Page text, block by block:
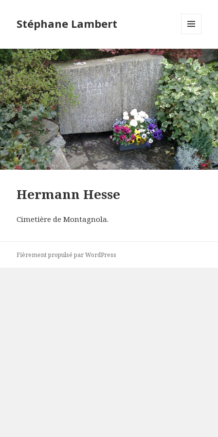
Stéphane Lambert
WIDGETS
Hermann Hesse
Cimetière de Montagnola.
Fièrement propulsé par WordPress